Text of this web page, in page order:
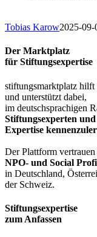
Tobias Karow2025-
Der Marktplatz
für Stiftungsexpertise
stiftungsmarktplatz hilft
und unterstützt dabei,
im deutschsprachigen
Stiftungsexperten
Expertise
Der Plattform vertrauen
NPO- und Social
in Deutschland,
der Schweiz.
Stiftungsexpertise
zum Anfassen